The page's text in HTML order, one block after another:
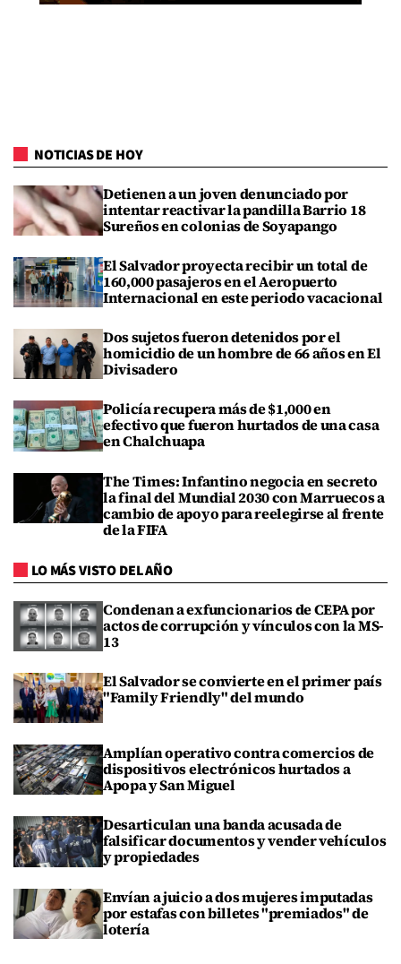
NOTICIAS DE HOY
Detienen a un joven denunciado por
intentar reactivar la pandilla Barrio 18
Sureños en colonias de Soyapango
El Salvador proyecta recibir un total de
160,000 pasajeros en el Aeropuerto
Internacional en este periodo vacacional
Dos sujetos fueron detenidos por el
homicidio de un hombre de 66 años en El
Divisadero
Policía recupera más de $1,000 en
efectivo que fueron hurtados de una casa
en Chalchuapa
The Times: Infantino negocia en secreto
la final del Mundial 2030 con Marruecos a
cambio de apoyo para reelegirse al frente
de la FIFA
LO MÁS VISTO DEL AÑO
Condenan a exfuncionarios de CEPA por
actos de corrupción y vínculos con la MS-
13
El Salvador se convierte en el primer país
"Family Friendly" del mundo
Amplían operativo contra comercios de
dispositivos electrónicos hurtados a
Apopa y San Miguel
Desarticulan una banda acusada de
falsificar documentos y vender vehículos
y propiedades
Envían a juicio a dos mujeres imputadas
por estafas con billetes "premiados" de
lotería